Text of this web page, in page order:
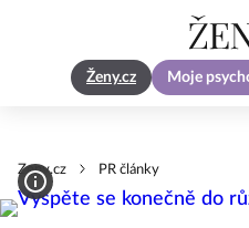
Ženy.cz Moje
Zeny.cz PR články